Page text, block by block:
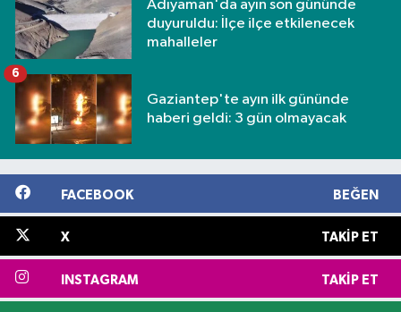
Adıyaman'da ayın son gününde
duyuruldu: İlçe ilçe etkilenecek
mahalleler
Gaziantep'te ayın ilk gününde
haberi geldi: 3 gün olmayacak
6
FACEBOOK BEĞEN
X TAKIP ET
INSTAGRAM TAKIP ET